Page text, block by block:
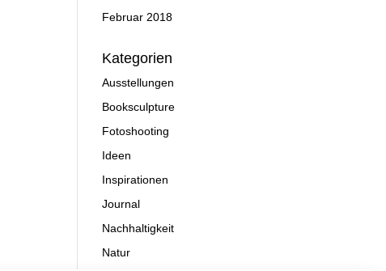
Februar 2018
Kategorien
Ausstellungen
Booksculpture
Fotoshooting
Ideen
Inspirationen
Journal
Nachhaltigkeit
Natur